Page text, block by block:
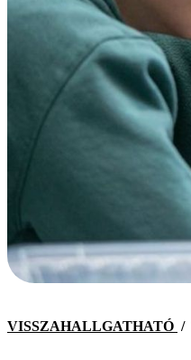
VISSZAHALLGATHATÓ /